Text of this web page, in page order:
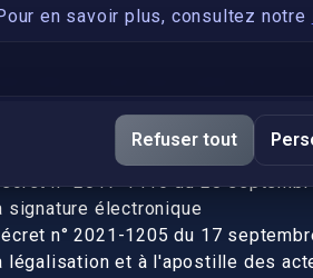
en savoir plus, consultez notre
Refuser tout
immobilier
et légalisation, fin de
de l’UE (Règlement 2016/1191)
n° 2017-1416 du 28
signature électronique
n° 2021-1205 du 17
légalisation et à l'apostille des